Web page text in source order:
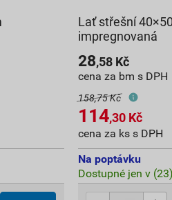
Lať střešní
impregnovaná
28,58Kč
cena za bm s DPH
158,75 Kč
114,30Kč
cena za ks s DPH
Na poptávku
Dostupné jen v